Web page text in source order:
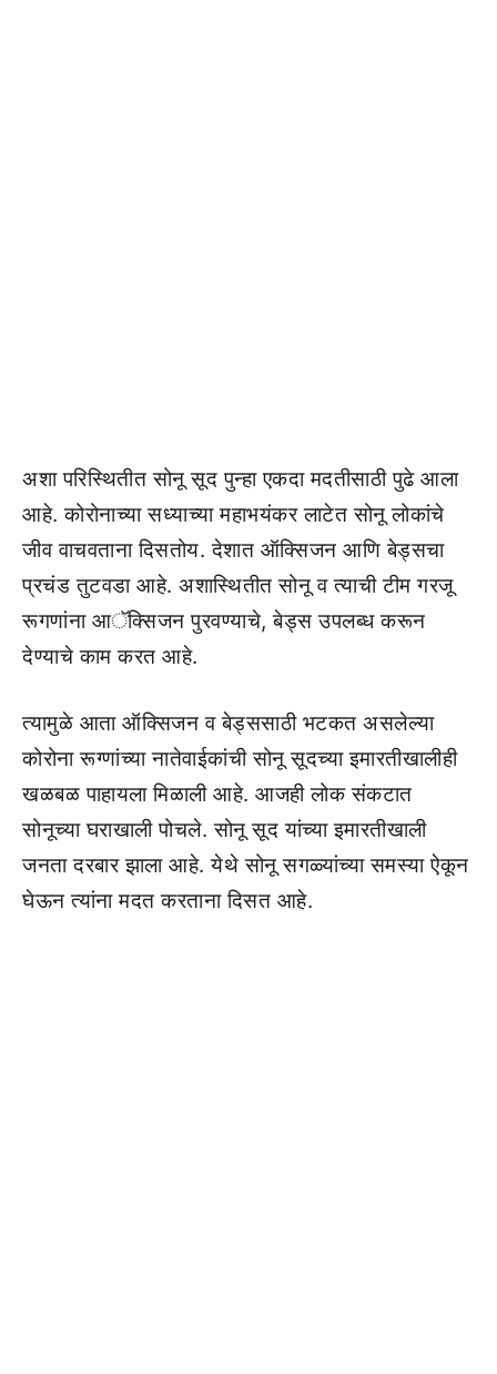
अशा परिस्थितीत सोनू सूद पुन्हा एकदा मदतीसाठी पुढे आला
आहे. कोरोनाच्या सध्याच्या महाभयंकर लाटेत सोनू लोकांचे
जीव वाचवताना दिसतोय. देशात ऑक्सिजन आणि बेड्सचा
प्रचंड तुटवडा आहे. अशास्थितीत सोनू व त्याची टीम गरजू
रूगणांना आॅक्सिजन पुरवण्याचे, बेड्स उपलब्ध करून
देण्याचे काम करत आहे.
त्यामुळे आता ऑक्सिजन व बेड्ससाठी भटकत असलेल्या
कोरोना रूग्णांच्या नातेवाईकांची सोनू सूदच्या इमारतीखालीही
खळबळ पाहायला मिळाली आहे. आजही लोक संकटात
सोनूच्या घराखाली पोचले. सोनू सूद यांच्या इमारतीखाली
जनता दरबार झाला आहे. येथे सोनू सगळ्यांच्या समस्या ऐकून
घेऊन त्यांना मदत करताना दिसत आहे.